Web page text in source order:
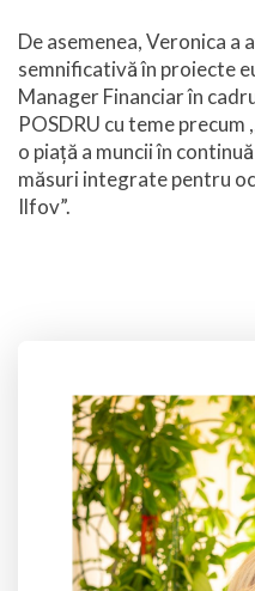
De asemenea, Veronica a
semnificativă în proiecte
Manager Financiar în
POSDRU cu teme
o piață a muncii în
măsuri integrate pentru
Ilfov”.